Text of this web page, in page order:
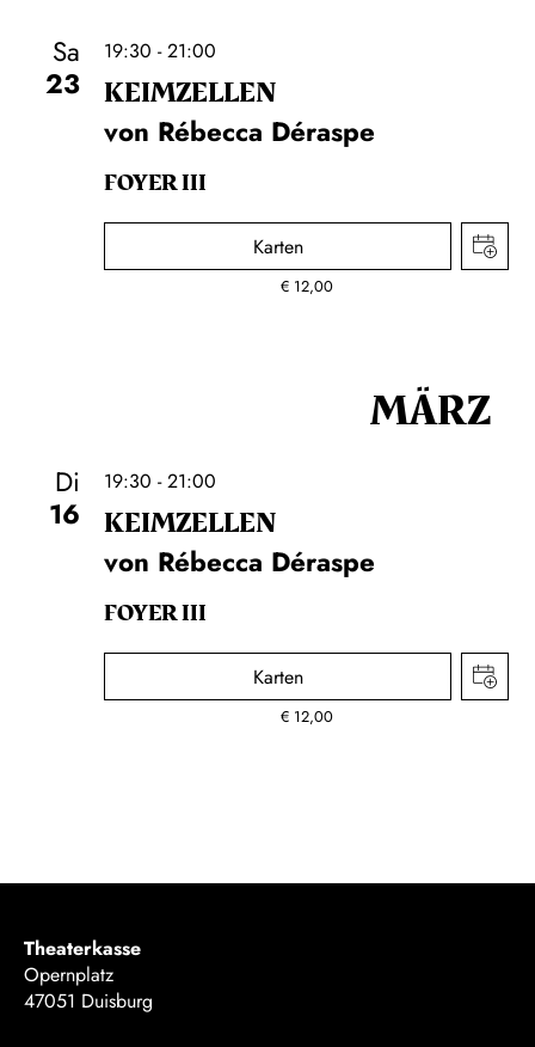
Sa
23
19:30 - 21:00
KEIM­ZELLEN
von Rébecca Déraspe
FOYER III
Karten
€ 12,00
MÄRZ
Di
16
19:30 - 21:00
KEIM­ZELLEN
von Rébecca Déraspe
FOYER III
Karten
€ 12,00
Theaterkasse
Opernplatz
47051 Duisburg